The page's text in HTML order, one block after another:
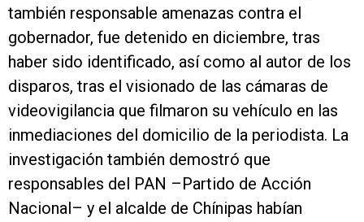
también responsable amenazas contra el
gobernador, fue detenido en diciembre, tras
haber sido identificado, así como al autor de los
disparos, tras el visionado de las cámaras de
videovigilancia que filmaron su vehículo en las
inmediaciones del domicilio de la periodista. La
investigación también demostró que
responsables del PAN –Partido de Acción
Nacional– y el alcalde de Chínipas habían